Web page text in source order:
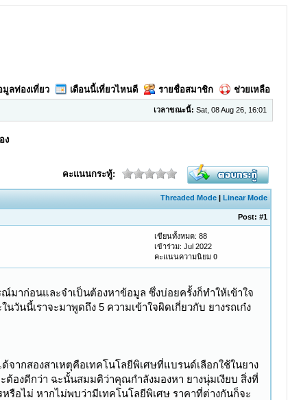
มูลท่องเที่ยว เดือนนี้เที่ยวไหนดี รายชื่อสมาชิก ช่วยเหลือ
เวลาขณะนี้: Sat, 08 Aug 26, 16:01
ง
คะแนนกระทู้:
Threaded Mode |Linear Mode
Post:#1
เขียนทั้งหมด: 88
เข้าร่วม: Jul 2022
คะแนนความนิยม0
มาก่อนและจำเป็นต้องหาข้อมูล ซึ่งบ่อยครั้งก็ทำให้เข้าใจ
วันนี้เราจะมาพูดถึง 5 ความเข้าใจผิดเกี่ยวกับ ยางรถเก๋ง
ากสองสาเหตุคือเทคโนโลยีพิเศษที่แบรนด์เลือกใช้ในยาง
ต้องดีกว่า ฉะนั้นสมมติว่าคุณกำลังมองหา ยางนุ่มเงียบ สิ่งที่
รือไม่ หากไม่พบว่ามีเทคโนโลยีพิเศษ ราคาที่ต่างกันก็จะ